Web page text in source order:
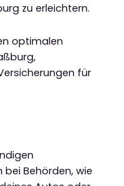
zu erleichtern.
optimalen
für
Behörden, wie